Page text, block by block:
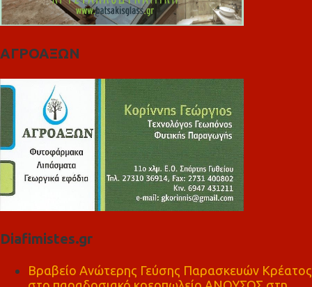
ΑΓΡΟΑΞΩΝ
Diafimistes.gr
Βραβείο Ανώτερης Γεύσης Παρασκευών Κρέατος